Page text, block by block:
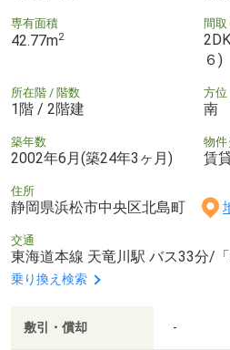
専有面積
42.77m2
間取
６)
所在階 / 階数
1階 / 2階建
方位
南
築年数
2002年6月(築24年3ヶ月)
物件
賃
住所
静岡県浜松市中央区北島町
交通
東海道本線 天竜川駅 バス33分/
乗り換え検索
敷引・償却 -